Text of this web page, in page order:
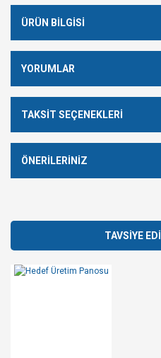
ÜRÜN BILGISI
YORUMLAR
TAKSIT SEÇENEKLERI
ÖNERILERINIZ
TAVSİYE